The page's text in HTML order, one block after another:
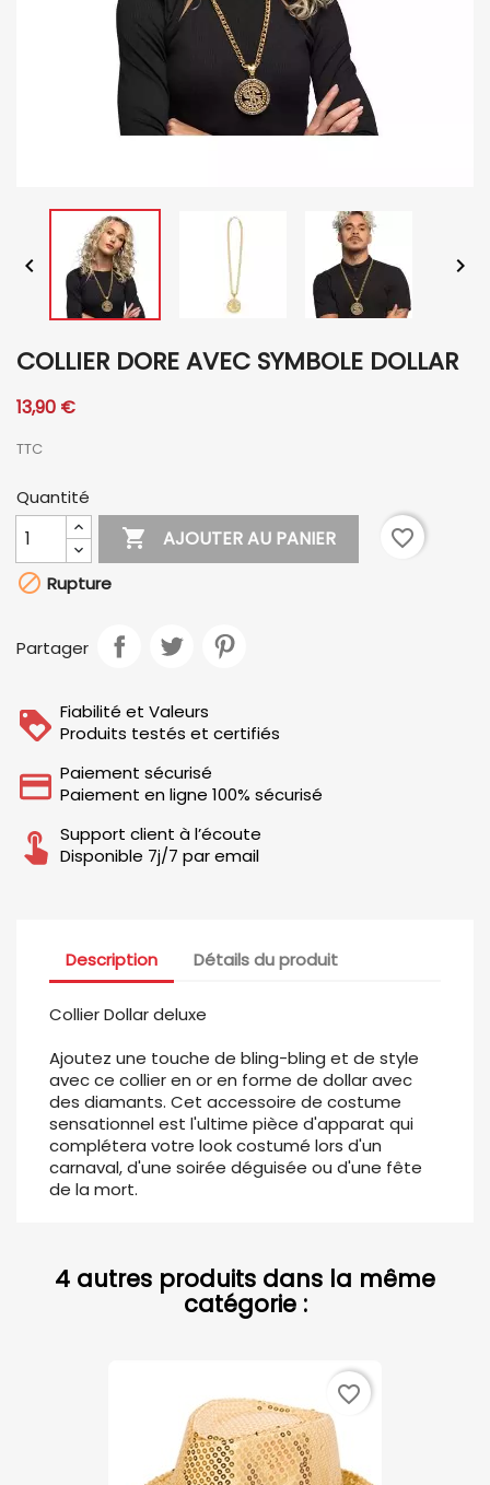
 
COLLIER DORE AVEC SYMBOLE DOLLAR
13,90 €
TTC
Quantité
 AJOUTER AU PANIER
favorite_border
 Rupture
Partager
Fiabilité et Valeurs
Produits testés et certifiés
Paiement sécurisé
Paiement en ligne 100% sécurisé
Support client à l’écoute
Disponible 7j/7 par email
Description Détails du produit
Collier Dollar deluxe
Ajoutez une touche de bling-bling et de style
avec ce collier en or en forme de dollar avec
des diamants. Cet accessoire de costume
sensationnel est l'ultime pièce d'apparat qui
complétera votre look costumé lors d'un
carnaval, d'une soirée déguisée ou d'une fête
de la mort.
4 autres produits dans la même
catégorie :
favorite_border